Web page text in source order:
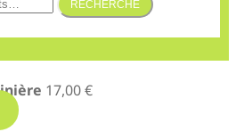
RECHERCHE
17,00€